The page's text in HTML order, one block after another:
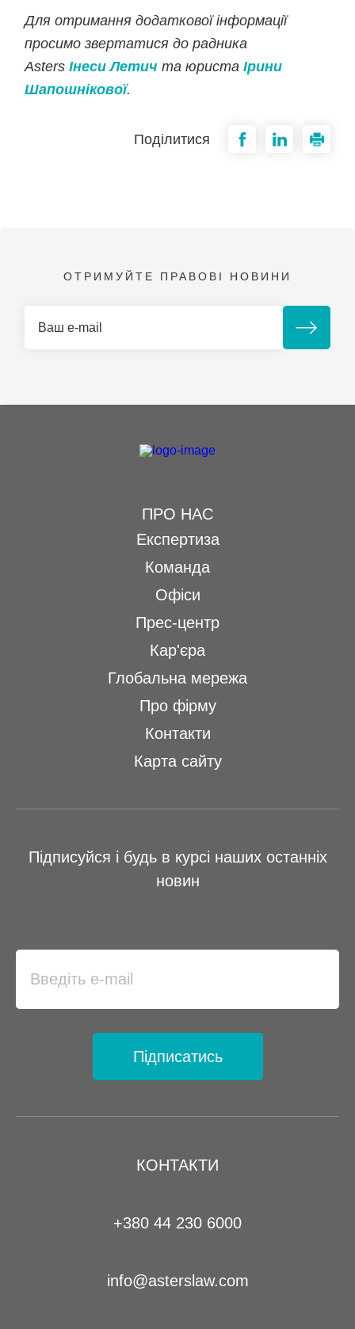
Для отримання додаткової інформації
просимо звертатися до радника
AstersІнеси Летич та юриста Ірини
Шапошнікової.
Поділитися
ОТРИМУЙТЕ ПРАВОВІ НОВИНИ
КОНТАКТИ
+380 44 230 6000
info@asterslaw.com
ПРО НАС
Експертиза
Команда
Офіси
Прес-центр
Кар'єра
Глобальна мережа
Про фірму
Контакти
Карта сайту
Підписуйся і будь в курсі наших останніх
новин
Підписатись